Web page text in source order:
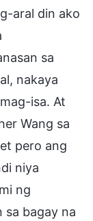
aral din ako
sa
nakaya
isa. At
Wang sa
pero ang
niya
ng
sa bagay na